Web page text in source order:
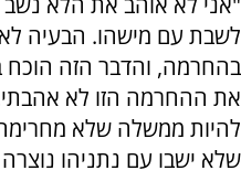
לשבת עם מישהו. הבעיה
בהחרמה, והדבר הזה
את ההחרמה הזו לא
להיות ממשלה שלא
שלא ישבו עם נתניהו